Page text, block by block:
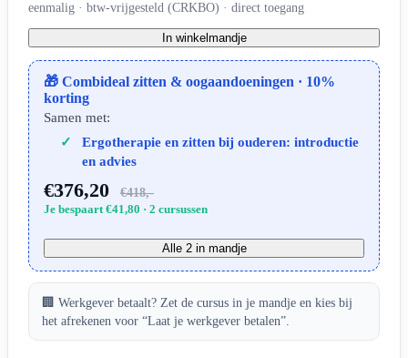
eenmalig · btw-vrijgesteld (CRKBO) · direct toegang
In winkelmandje
🎁 Combideal zitten & oogaandoeningen · 10%
korting
Samen met:
Ergotherapie en zitten bij ouderen: introductie
en advies
€376,20 €418,-
Je bespaart €41,80 · 2 cursussen
Alle 2 in mandje
🏢 Werkgever betaalt? Zet de cursus in je mandje en kies bij
het afrekenen voor “Laat je werkgever betalen”.